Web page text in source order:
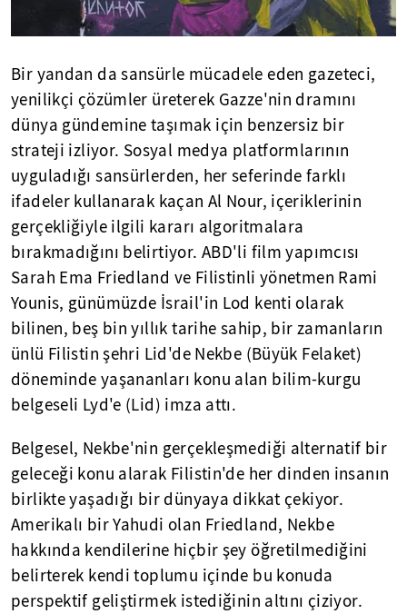
Bir yandan da sansürle mücadele eden gazeteci,
yenilikçi çözümler üreterek Gazze'nin dramını
dünya gündemine taşımak için benzersiz bir
strateji izliyor. Sosyal medya platformlarının
uyguladığı sansürlerden, her seferinde farklı
ifadeler kullanarak kaçan Al Nour, içeriklerinin
gerçekliğiyle ilgili kararı algoritmalara
bırakmadığını belirtiyor. ABD'li film yapımcısı
Sarah Ema Friedland ve Filistinli yönetmen Rami
Younis, günümüzde İsrail'in Lod kenti olarak
bilinen, beş bin yıllık tarihe sahip, bir zamanların
ünlü Filistin şehri Lid'de Nekbe (Büyük Felaket)
döneminde yaşananları konu alan bilim-kurgu
belgeseli Lyd'e (Lid) imza attı.
Belgesel, Nekbe'nin gerçekleşmediği alternatif bir
geleceği konu alarak Filistin'de her dinden insanın
birlikte yaşadığı bir dünyaya dikkat çekiyor.
Amerikalı bir Yahudi olan Friedland, Nekbe
hakkında kendilerine hiçbir şey öğretilmediğini
belirterek kendi toplumu içinde bu konuda
perspektif geliştirmek istediğinin altını çiziyor.